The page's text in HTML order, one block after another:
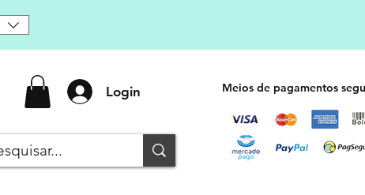
Login Meios de pagamentos